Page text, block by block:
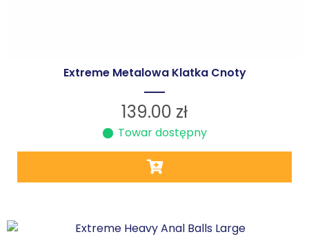
Extreme Metalowa Klatka Cnoty
139.00 zł
Towar dostępny